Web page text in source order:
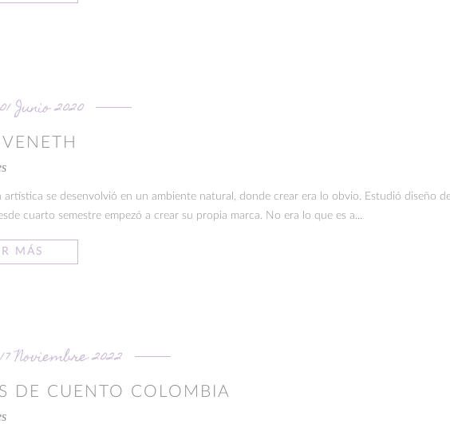
01 Junio 2020
artística se desenvolvió en un ambiente natural, donde crear era lo obvio. Estudió diseño
cuarto semestre empezó a crear su propia marca. No era lo que es a...
MÁS
17 Noviembre 2022
DE CUENTO COLOMBIA